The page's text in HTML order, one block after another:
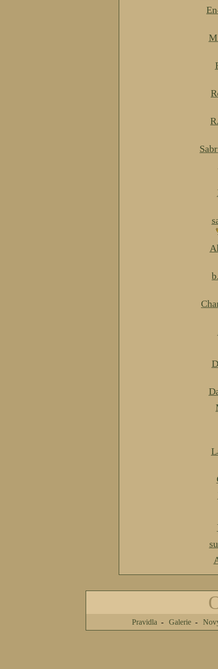
Pravidla Galerie